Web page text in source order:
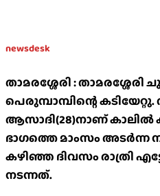
newsdesk
താമരശ്ശേരി :
പെരുമ്പാമ്പിന്റെ
ആസാദി(28)നാണ് കാലില്‍
ഭാഗത്തെ മാംസം അടര്‍ന്ന
കഴിഞ്ഞ ദിവസം രാത്രി
നടന്നത്.